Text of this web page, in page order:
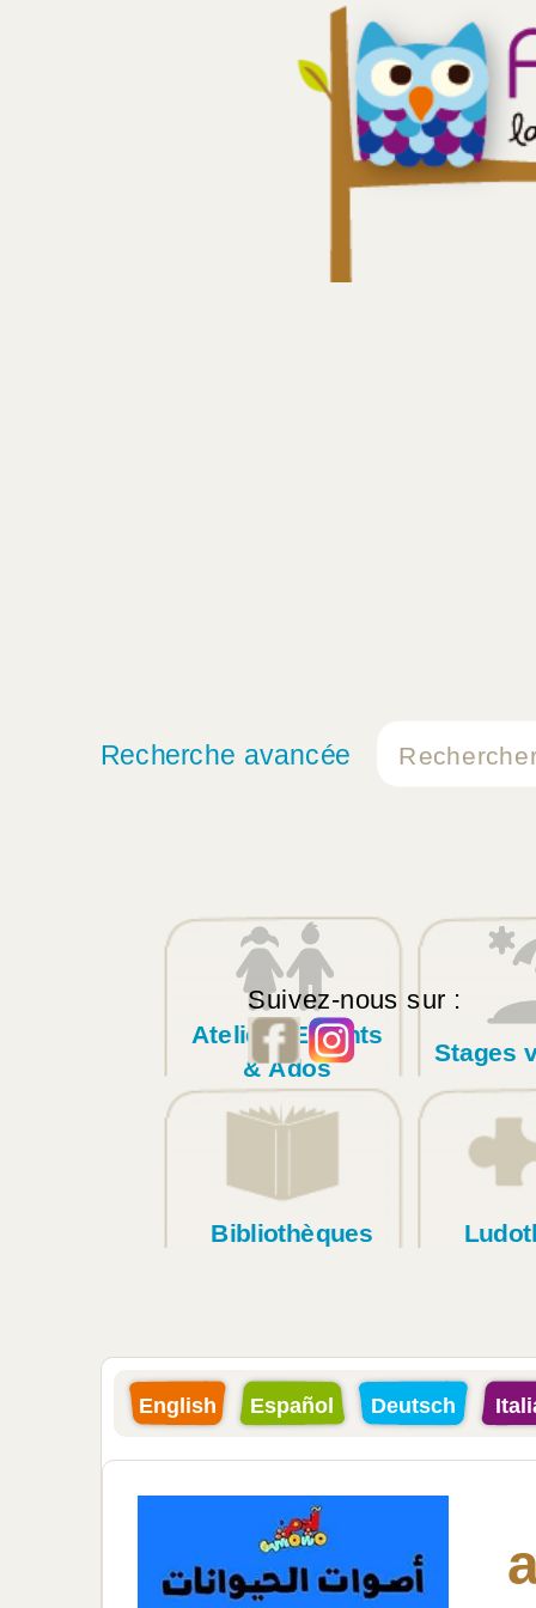
Recherche avancée
Suivez-nous sur :
Ateliers Enfants
& Ados
Stages
Bibliothèques
English Español Deutsch